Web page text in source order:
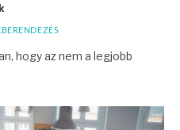
hogy az nem a legjobb